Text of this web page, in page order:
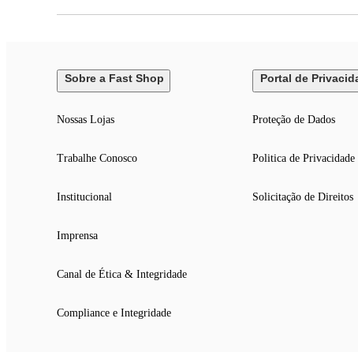
Sobre a Fast Shop
Nossas Lojas
Trabalhe Conosco
Institucional
Imprensa
Canal de Ética & Integridade
Compliance e Integridade
Portal de
Proteção de Dados
Politica de Privacidade
Solicitação de Direitos